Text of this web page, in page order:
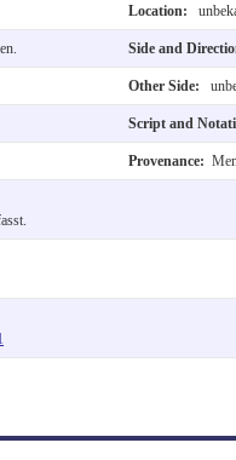
Location:
Side and
Other Side:
Script and
Provenance: